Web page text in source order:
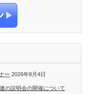
ー 2026年8月4日
の説明会の開催について